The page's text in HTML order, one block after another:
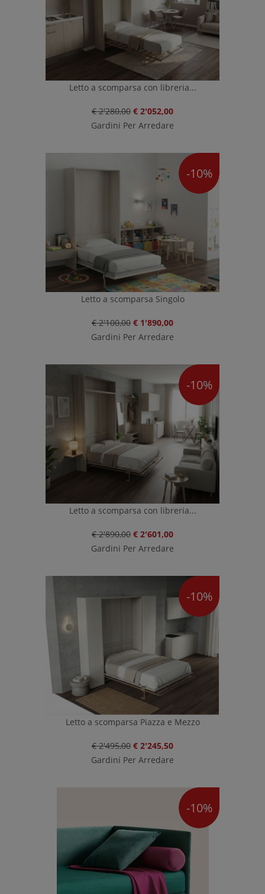
Letto a scomparsa con libreria...
€ 2'280,00 € 2'052,00
Gardini Per Arredare
-10%
Letto a scomparsa Singolo
€ 2'100,00 € 1'890,00
Gardini Per Arredare
-10%
Letto a scomparsa con libreria...
€ 2'890,00 € 2'601,00
Gardini Per Arredare
-10%
Letto a scomparsa Piazza e Mezzo
€ 2'495,00 € 2'245,50
Gardini Per Arredare
-10%